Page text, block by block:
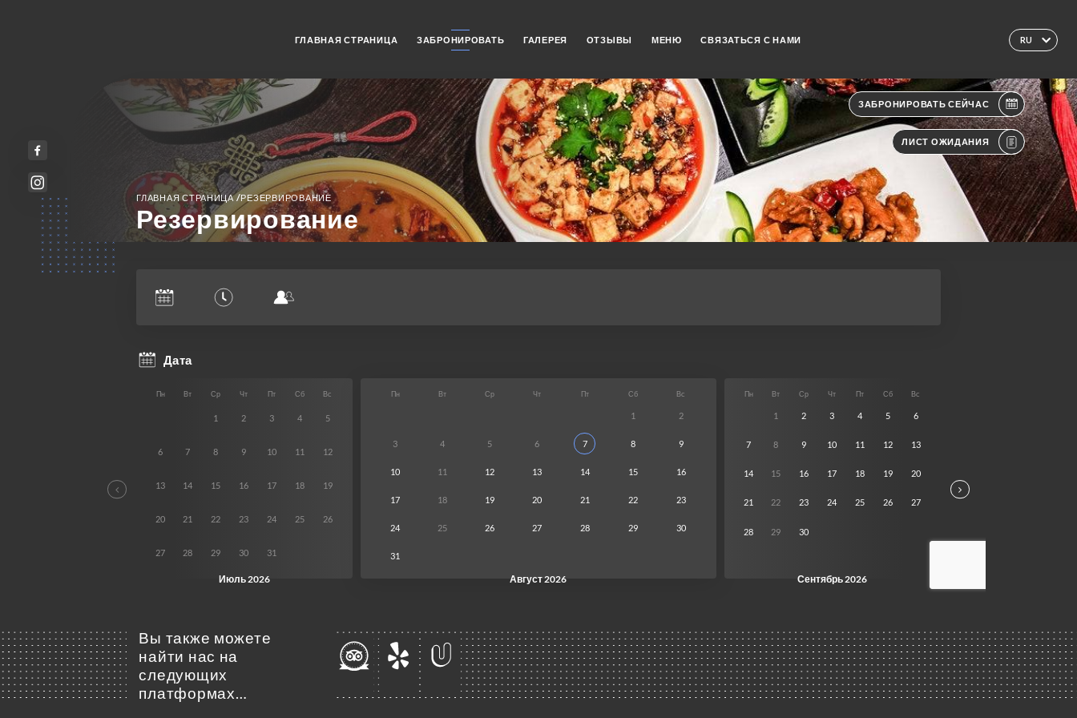
RU
ГЛАВНАЯ СТРАНИЦА ЗАБРОНИРОВАТЬ ГАЛЕРЕЯ ОТЗЫВЫ МЕНЮ СВЯЗАТЬСЯ С НАМИ
ЗАБРОНИРОВАТЬ СЕЙЧАС
ЛИСТ ОЖИДАНИЯ
ГЛАВНАЯ СТРАНИЦА /РЕЗЕРВИРОВАНИЕ
Резервирование
Вы также можете
найти нас на
следующих
платформах…